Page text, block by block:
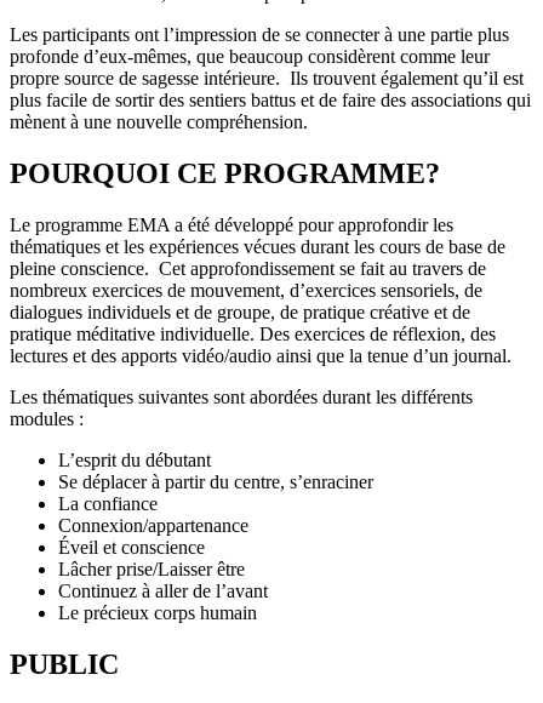
Les participants ont l’impression de se connecter à une partie plus
profonde d’eux-mêmes, que beaucoup considèrent comme leur
propre source de sagesse intérieure. Ils trouvent également qu’il est
plus facile de sortir des sentiers battus et de faire des associations qui
mènent à une nouvelle compréhension.
POURQUOI CE PROGRAMME?
Le programme EMA a été développé pour approfondir les
thématiques et les expériences vécues durant les cours de base de
pleine conscience. Cet approfondissement se fait au travers de
nombreux exercices de mouvement, d’exercices sensoriels, de
dialogues individuels et de groupe, de pratique créative et de
pratique méditative individuelle. Des exercices de réflexion, des
lectures et des apports vidéo/audio ainsi que la tenue d’un journal.
Les thématiques suivantes sont abordées durant les différents
modules :
L’esprit du débutant
Se déplacer à partir du centre, s’enraciner
La confiance
Connexion/appartenance
Éveil et conscience
Lâcher prise/Laisser être
Continuez à aller de l’avant
Le précieux corps humain
PUBLIC